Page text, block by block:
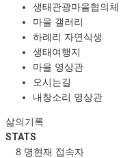
생태관광마을협의체
마을 갤러리
하례리 자연식생
생태여행지
마을 영상관
오시는길
내창소리 영상관
삶의기록
STATS
8 명현재 접속자